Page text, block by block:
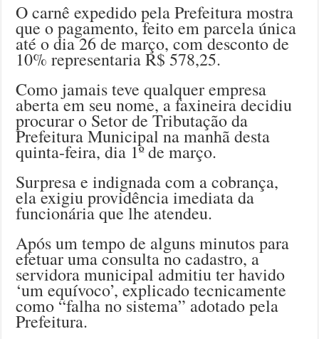
O carnê expedido pela Prefeitura mostra
que o pagamento, feito em parcela única
até o dia 26 de março, com desconto de
10% representaria R$ 578,25.
Como jamais teve qualquer empresa
aberta em seu nome, a faxineira decidiu
procurar o Setor de Tributação da
Prefeitura Municipal na manhã desta
quinta-feira, dia 1º de março.
Surpresa e indignada com a cobrança,
ela exigiu providência imediata da
funcionária que lhe atendeu.
Após um tempo de alguns minutos para
efetuar uma consulta no cadastro, a
servidora municipal admitiu ter havido
‘um equívoco’, explicado tecnicamente
como “falha no sistema” adotado pela
Prefeitura.